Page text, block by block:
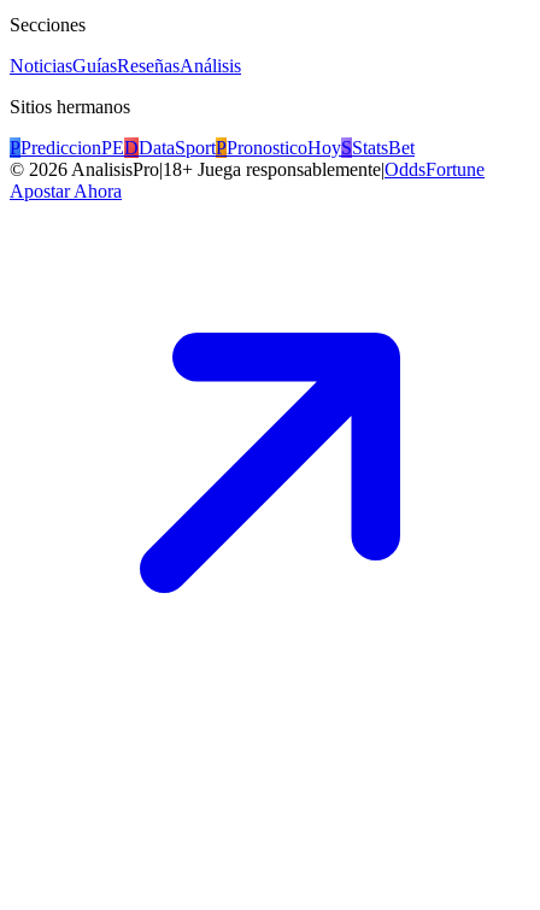
Secciones
NoticiasGuíasReseñasAnálisis
Sitios hermanos
PPrediccionPEDDataSportPPronosticoHoySStatsBet
© 2026 AnalisisPro|18+ Juega responsablemente|OddsFortune
Apostar Ahora